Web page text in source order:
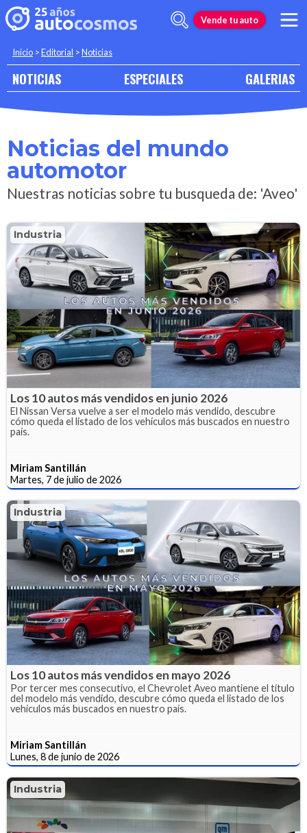
Vende tu auto
Inicio >Editorial >Noticias
NOTICIAS ESPECIALES GALERIAS
Noticias del mundo
automotor
Nuestras noticias sobre tu busqueda de: 'Aveo'
Industria
Los 10 autos más vendidos en junio 2026
El Nissan Versa vuelve a ser el modelo más vendido, descubre
cómo queda el listado de los vehículos más buscados en nuestro
país.
Miriam Santillán
Martes, 7 de julio de 2026
Industria
Los 10 autos más vendidos en mayo 2026
Por tercer mes consecutivo, el Chevrolet Aveo mantiene el título
del modelo más vendido, descubre cómo queda el listado de los
vehículos más buscados en nuestro país.
Miriam Santillán
Lunes, 8 de junio de 2026
Industria